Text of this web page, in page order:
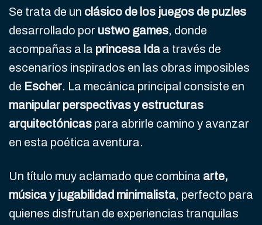
Se trata de un clásico de los juegos de puzles
desarrollado por ustwo games, donde
acompañas a la princesa Ida a través de
escenarios inspirados en las obras imposibles
de Escher. La mecánica principal consiste en
manipular perspectivas y estructuras
arquitectónicas para abrirle camino y avanzar
en esta poética aventura.
Un título muy aclamado que combina arte,
música y jugabilidad minimalista, perfecto para
quienes disfrutan de experiencias tranquilas